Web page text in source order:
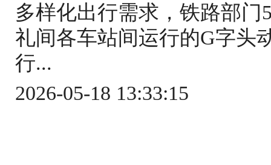
多样化出行需求，铁路部门
礼间各车站间运行的G字头
行...
2026-05-18 13:33:15